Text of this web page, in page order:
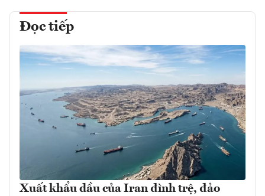
Đọc tiếp
Xuất khẩu dầu của Iran đình trệ, đảo